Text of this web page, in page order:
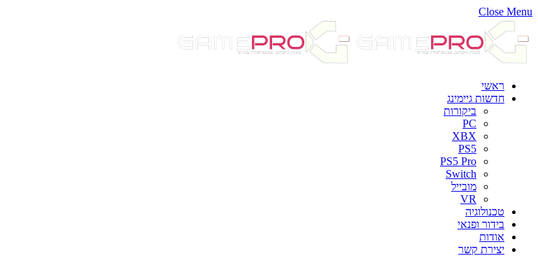
Close Menu
ראשי
חדשות גיימינג
ביקורות
PC
XBX
PS5
PS5 Pro
Switch
מובייל
VR
טכנולוגיה
בידור ופנאי
אודות
יצירת קשר